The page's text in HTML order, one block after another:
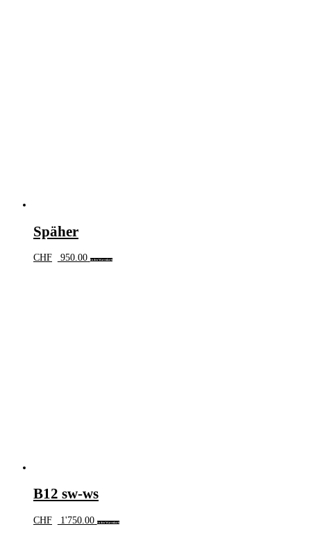
Späher
CHF 950.00 In den Warenkorb
B12 sw-ws
CHF 1'750.00 In den Warenkorb